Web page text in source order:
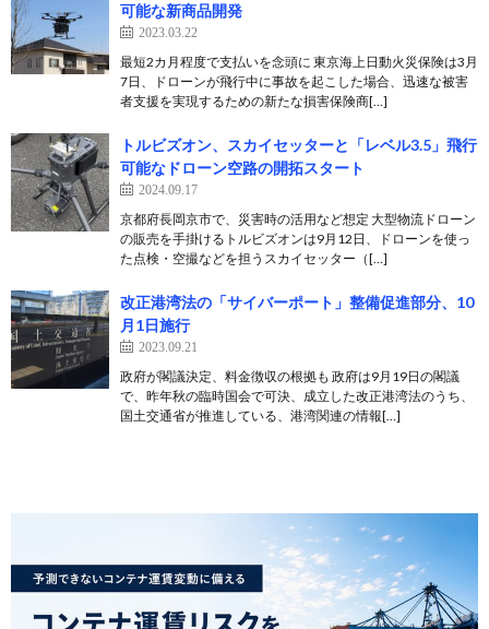
可能な新商品開発
2023.03.22
最短2カ月程度で支払いを念頭に 東京海上日動火災保険は3月
7日、ドローンが飛行中に事故を起こした場合、迅速な被害
者支援を実現するための新たな損害保険商[…]
トルビズオン、スカイセッターと「レベル3.5」飛行
可能なドローン空路の開拓スタート
2024.09.17
京都府長岡京市で、災害時の活用など想定 大型物流ドローン
の販売を手掛けるトルビズオンは9月12日、ドローンを使っ
た点検・空撮などを担うスカイセッター（[…]
改正港湾法の「サイバーポート」整備促進部分、10
月1日施行
2023.09.21
政府が閣議決定、料金徴収の根拠も 政府は9月19日の閣議
で、昨年秋の臨時国会で可決、成立した改正港湾法のうち、
国土交通省が推進している、港湾関連の情報[…]